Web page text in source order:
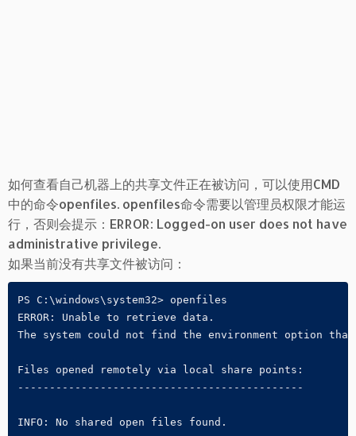
如何查看自己机器上的共享文件正在被访问，可以使用CMD
中的命令openfiles. openfiles命令需要以管理员权限才能运
行，否则会提示：ERROR: Logged-on user does not have
administrative privilege.
如果当前没有共享文件被访问：
PS C:\windows\system32> openfiles
ERROR: Unable to retrieve data.
The system could not find the environment option that
Files opened remotely via local share points:
---------------------------------------------
INFO: No shared open files found.